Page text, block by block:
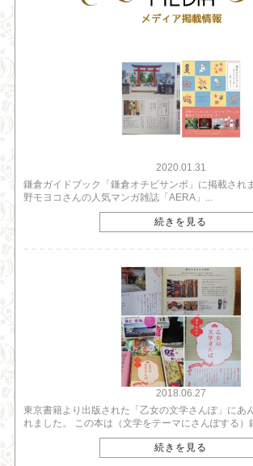
2020.01.31
鎌倉ガイドブック「鎌倉オチビサンポ」に掲載され
野モヨコさんの人気マンガ雑誌「AERA」...
続きを見る
2018.06.27
東京書籍より出版された「乙女の文学さんぽ」にあ
れました。 この本は（文学をテーマにさんぽする）
続きを見る